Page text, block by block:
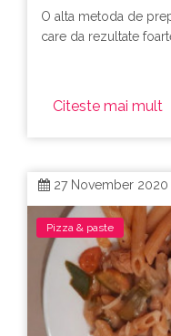
O alta metoda de
care da rezultate
Citeste mai mult
27 November 2020
Pizza & paste